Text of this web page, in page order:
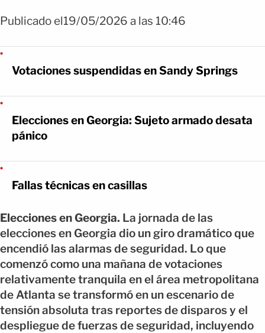
Publicado el19/05/2026 a las 10:46
Votaciones suspendidas en Sandy Springs
Elecciones en Georgia: Sujeto armado desata
pánico
Fallas técnicas en casillas
Elecciones en Georgia. La jornada de las
elecciones en Georgia dio un giro dramático que
encendió las alarmas de seguridad. Lo que
comenzó como una mañana de votaciones
relativamente tranquila en el área metropolitana
de Atlanta se transformó en un escenario de
tensión absoluta tras reportes de disparos y el
despliegue de fuerzas de seguridad, incluyendo